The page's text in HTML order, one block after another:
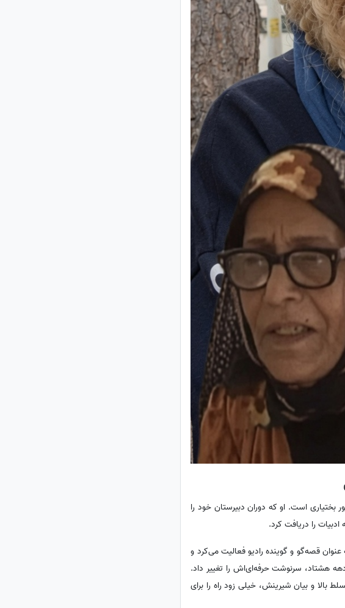
از ایل غیور بختیاری است. او که دوران دبیرستان خود را
را دریافت کرد.
قصه‌گو و گوینده رادیو فعالیت می‌کرد و
هشتاد، سرنوشت حرفه‌ای‌اش را تغییر داد.
بالا و بیان شیرینش، خیلی زود راه را برای